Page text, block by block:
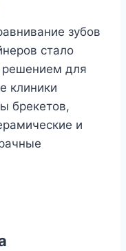
зубов
стало
для
клиники
брекетов,
и